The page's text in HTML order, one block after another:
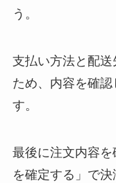
う。
支払い方法と配
ため、内容を確
す。
最後に注文内容
を確定する」で決